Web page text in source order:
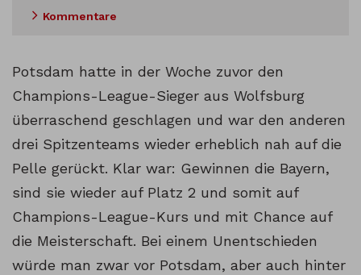
Kommentare
Potsdam hatte in der Woche zuvor den
Champions-League-Sieger aus Wolfsburg
überraschend geschlagen und war den anderen
drei Spitzenteams wieder erheblich nah auf die
Pelle gerückt. Klar war: Gewinnen die Bayern,
sind sie wieder auf Platz 2 und somit auf
Champions-League-Kurs und mit Chance auf
die Meisterschaft. Bei einem Unentschieden
würde man zwar vor Potsdam, aber auch hinter